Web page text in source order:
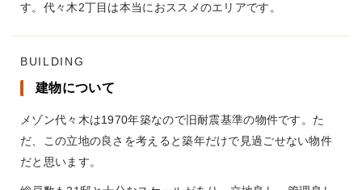
す。代々木2丁目は本当におススメのエリアです。
BUILDING
建物について
メゾン代々木は1970年築なので旧耐震基準の物件です。た
だ、この立地の良さを考えると築年だけで見過ごせない物件
だと思います。